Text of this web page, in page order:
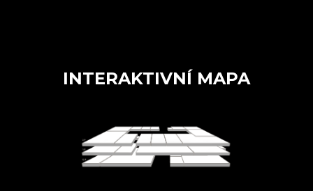
INTERAKTIVNÍ MAPA